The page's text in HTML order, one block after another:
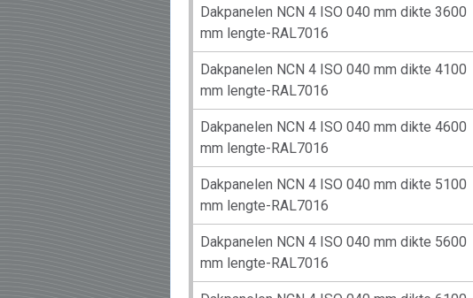
Dakpanelen NCN 4 ISO 040 mm dikte 3600
mm lengte-RAL7016
Dakpanelen NCN 4 ISO 040 mm dikte 4100
mm lengte-RAL7016
Dakpanelen NCN 4 ISO 040 mm dikte 4600
mm lengte-RAL7016
Dakpanelen NCN 4 ISO 040 mm dikte 5100
mm lengte-RAL7016
Dakpanelen NCN 4 ISO 040 mm dikte 5600
mm lengte-RAL7016